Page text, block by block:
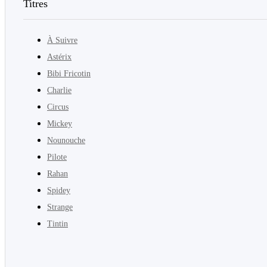
Titres
À Suivre
Astérix
Bibi Fricotin
Charlie
Circus
Mickey
Nounouche
Pilote
Rahan
Spidey
Strange
Tintin